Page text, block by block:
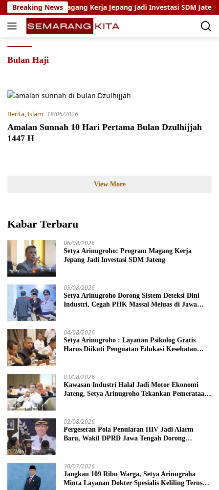
Skip
to
content
Breaking News
Program Magang Kerja Jepang Jadi Investasi SDM Jateng
Bulan Haji
Berita,Islam 18/05/2026
Amalan Sunnah 10 Hari Pertama Bulan Dzulhijjah
1447 H
View More
Kabar Terbaru
06/08/2026
Setya Arinugroho: Program Magang Kerja
Jepang Jadi Investasi SDM Jateng
05/08/2026
Setya Arinugroho Dorong Sistem Deteksi Dini
Industri, Cegah PHK Massal Meluas di Jawa
04/08/2026
Setya Arinugroho : Layanan Psikolog Gratis
Harus Diikuti Penguatan Edukasi Kesehatan
03/08/2026
Kawasan Industri Halal Jadi Motor Ekonomi
Jateng, Setya Arinugroho Tekankan Pemerataan
02/08/2026
Pergeseran Pola Penularan HIV Jadi Alarm
Baru, Wakil DPRD Jawa Tengah Dorong
30/07/2026
Jangkau 109 Ribu Warga, Setya Arinugraha
Minta Layanan Dokter Spesialis Keliling Terus